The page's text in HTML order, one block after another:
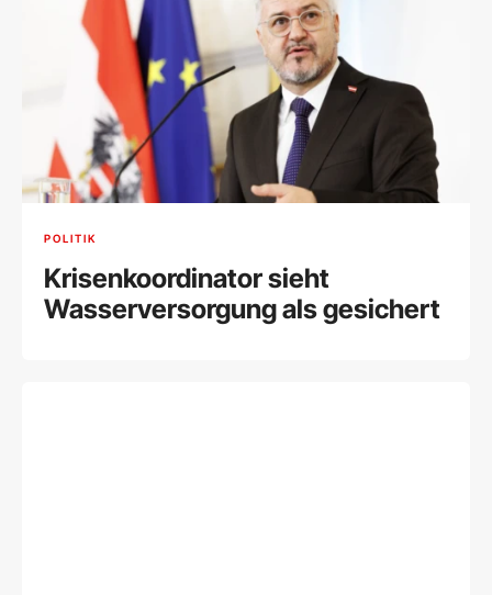
POLITIK
Krisenkoordinator sieht
Wasserversorgung als gesichert